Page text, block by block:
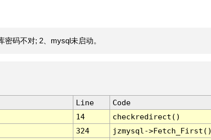
码不对; 2、mysql未启动。
Line
Code
14
checkredirect()
324
jzmysql-